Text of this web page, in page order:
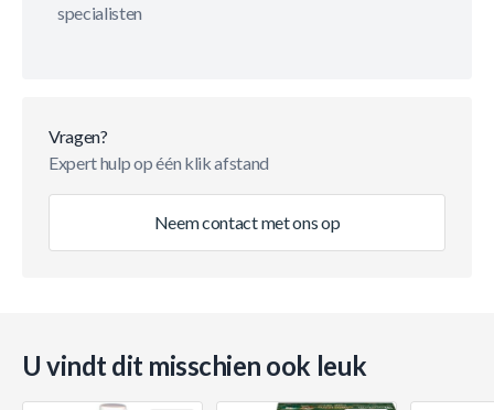
specialisten
Vragen?
Expert hulp op één klik afstand
Neem contact met ons op
U vindt dit misschien ook leuk